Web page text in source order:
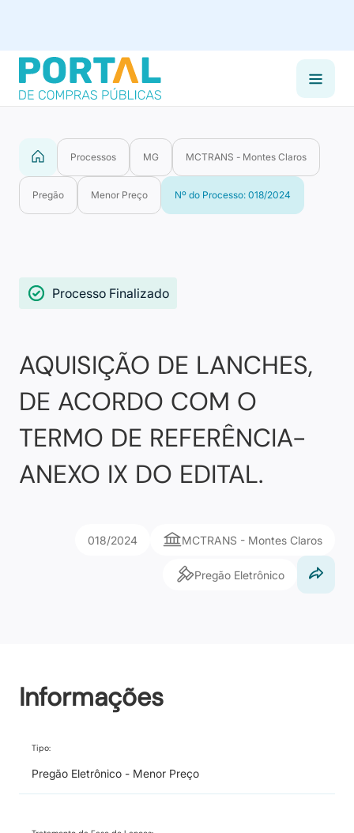
Processos MG MCTRANS - Montes Claros
Pregão Menor Preço Nº do Processo: 018/2024
Processo Finalizado
AQUISIÇÃO DE LANCHES,
DE ACORDO COM O
TERMO DE REFERÊNCIA-
ANEXO IX DO EDITAL.
018/2024 MCTRANS - Montes Claros
Pregão Eletrônico
Informações
Tipo:
Pregão Eletrônico - Menor Preço